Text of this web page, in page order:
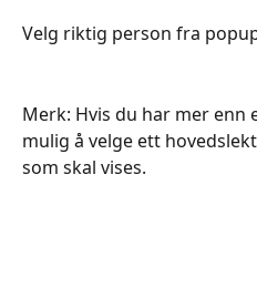
Velg riktig person fra
Merk: Hvis du har mer enn
mulig å velge ett
som skal vises.